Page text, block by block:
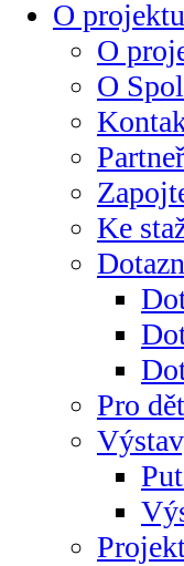
O projektu
O
O
Ke
Pro